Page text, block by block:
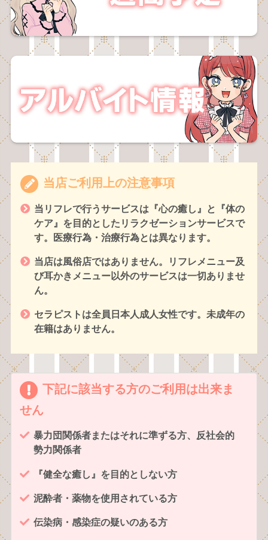
当店ご利用上の注意事項
当リフレで行うサービスは『心の癒し』と『体の
ケア』を目的としたリラクゼーションサービスで
す。医療行為・治療行為とは異なります。
当店は風俗店ではありません。リフレメニュー及
び耳かきメニュー以外のサービスは一切ありませ
ん。
セラピストは全員日本人成人女性です。未成年の
在籍はありません。
下記に該当する方のご利用は出来ま
せん
暴力団関係者またはそれに準ずる方、反社会的
勢力関係者
『健全な癒し』を目的としない方
泥酔者・薬物を使用されている方
伝染病・感染症の疑いのある方